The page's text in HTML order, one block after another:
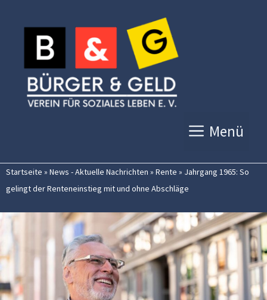
Inhalt
springen
Menü
Startseite » News - Aktuelle Nachrichten » Rente » Jahrgang 1965: So
gelingt der Renteneinstieg mit und ohne Abschläge